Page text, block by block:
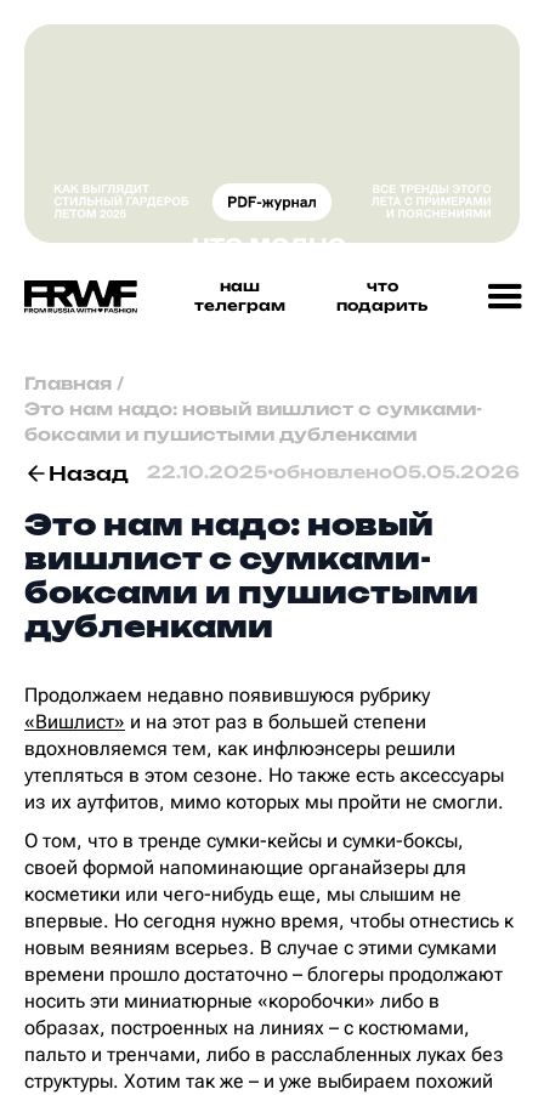
наш
телеграм
что
подарить
Главная /
Это нам надо: новый вишлист с сумками-
боксами и пушистыми дубленками
Назад 22.10.2025•обновлено05.05.2026
Это нам надо: новый
вишлист с сумками-
боксами и пушистыми
дубленками
Продолжаем недавно появившуюся рубрику
«Вишлист» и на этот раз в большей степени
вдохновляемся тем, как инфлюэнсеры решили
утепляться в этом сезоне. Но также есть аксессуары
из их аутфитов, мимо которых мы пройти не смогли.
О том, что в тренде сумки-кейсы и сумки-боксы,
своей формой напоминающие органайзеры для
косметики или чего-нибудь еще, мы слышим не
впервые. Но сегодня нужно время, чтобы отнестись к
новым веяниям всерьез. В случае с этими сумками
времени прошло достаточно – блогеры продолжают
носить эти миниатюрные «коробочки» либо в
образах, построенных на линиях – с костюмами,
пальто и тренчами, либо в расслабленных луках без
структуры. Хотим так же – и уже выбираем похожий